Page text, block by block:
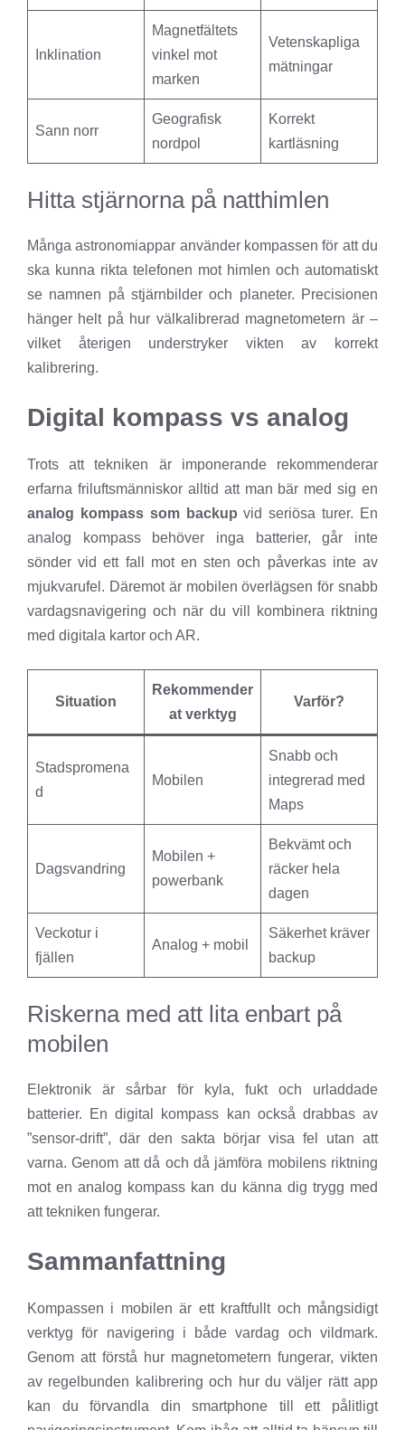
Inklination
Magnetfältets
vinkel mot
marken
Vetenskapliga
mätningar
Sann norr
Geografisk
nordpol
Korrekt
kartläsning
Hitta stjärnorna på natthimlen
Många astronomiappar använder kompassen för att du
ska kunna rikta telefonen mot himlen och automatiskt
se namnen på stjärnbilder och planeter. Precisionen
hänger helt på hur välkalibrerad magnetometern är –
vilket återigen understryker vikten av korrekt
kalibrering.
Digital kompass vs analog
Trots att tekniken är imponerande rekommenderar
erfarna friluftsmänniskor alltid att man bär med sig en
analog kompass som backup vid seriösa turer. En
analog kompass behöver inga batterier, går inte
sönder vid ett fall mot en sten och påverkas inte av
mjukvarufel. Däremot är mobilen överlägsen för snabb
vardagsnavigering och när du vill kombinera riktning
med digitala kartor och AR.
Situation
Rekommender
at verktyg
Varför?
Stadspromena
d
Mobilen
Snabb och
integrerad med
Maps
Dagsvandring
Mobilen +
powerbank
Bekvämt och
räcker hela
dagen
Veckotur i
fjällen
Analog + mobil
Säkerhet kräver
backup
Riskerna med att lita enbart på
mobilen
Elektronik är sårbar för kyla, fukt och urladdade
batterier. En digital kompass kan också drabbas av
”sensor-drift”, där den sakta börjar visa fel utan att
varna. Genom att då och då jämföra mobilens riktning
mot en analog kompass kan du känna dig trygg med
att tekniken fungerar.
Sammanfattning
Kompassen i mobilen är ett kraftfullt och mångsidigt
verktyg för navigering i både vardag och vildmark.
Genom att förstå hur magnetometern fungerar, vikten
av regelbunden kalibrering och hur du väljer rätt app
kan du förvandla din smartphone till ett pålitligt